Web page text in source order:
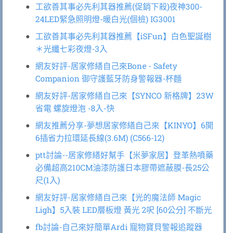
工欲善其事必先利其器推薦(促銷下殺)夜神300-
24LED緊急照明燈-暖白光(個檢) IG3001
工欲善其事必先利其器推薦【iSFun】白色聖誕樹
＊光纖七彩夜燈-3入
網友好評-居家修繕自己來Bone - Safety
Companion 御守護藍牙防身警報器-杯麵
網友好評-居家修繕自己來【SYNCO 新格牌】23W
省電 螺旋燈泡 -8入-快
網友推薦分享-夢想居家修繕自己來【KINYO】6開
6插省力拉環延長線(3.6M) (C566-12)
ptt討論--居家修繕好幫手【米夢家居】登革熱噴藥
必備超高210CM油漆防護日本膠帶遮蔽膜-長25公
尺(1入)
網友好評-居家修繕自己來【光的魔法師 Magic
Ligh】5入裝 LED層板燈 黃光 2呎 [60公分] 不斷光
fb討論-自己來好簡單Ardi 寵物寶貝警報追蹤器